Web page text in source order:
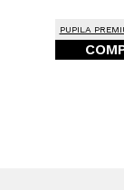
PUPILA